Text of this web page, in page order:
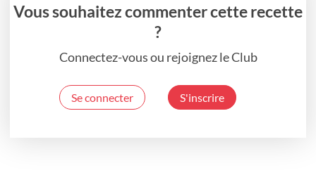
Vous souhaitez commenter cette recette
?
Connectez-vous ou rejoignez le Club
Se connecter S'inscrire